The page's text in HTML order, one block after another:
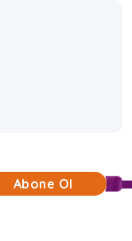
Abone Ol